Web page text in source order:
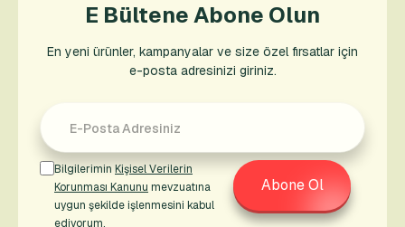
E Bültene Abone Olun
En yeni ürünler, kampanyalar ve size özel fırsatlar için
e-posta adresinizi giriniz.
Abone Ol
Bilgilerimin Kişisel Verilerin
Korunması Kanunu mevzuatına
uygun şekilde işlenmesini kabul
ediyorum.